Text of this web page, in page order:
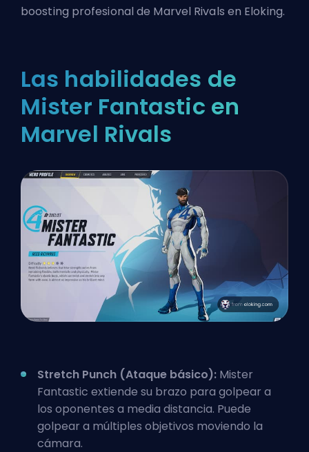
boosting profesional de Marvel Rivals en Eloking.
Las habilidades de
Mister Fantastic en
Marvel Rivals
Stretch Punch (Ataque básico): Mister
Fantastic extiende su brazo para golpear a
los oponentes a media distancia. Puede
golpear a múltiples objetivos moviendo la
cámara.